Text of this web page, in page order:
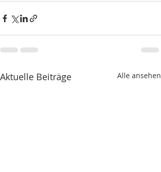
Aktuelle Beiträge Alle ansehen